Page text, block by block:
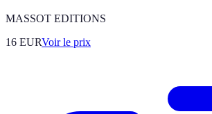
MASSOT EDITIONS
16 EURVoir le prix